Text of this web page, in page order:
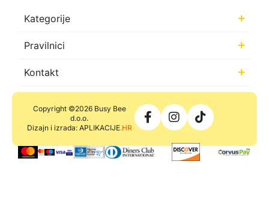
Kategorije
Pravilnici
Kontakt
Copyright ©2026 Busy Bee
d.o.o.
Dizajn i izrada: APLIKACIJE.HR